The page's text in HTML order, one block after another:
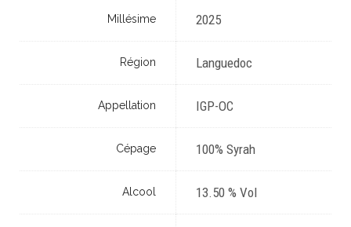
Millésime 2025
Région Languedoc
Appellation IGP-OC
Cépage 100% Syrah
Alcool 13.50 % Vol